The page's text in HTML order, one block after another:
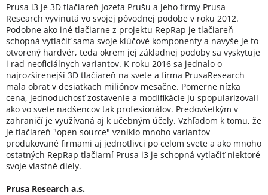
Prusa i3 je 3D tlačiareň Jozefa Prušu a jeho firmy Prusa
Research vyvinutá vo svojej pôvodnej podobe v roku 2012.
Podobne ako iné tlačiarne z projektu RepRap je tlačiareň
schopná vytlačiť sama svoje kľúčové komponenty a navyše je to
otvorený hardvér, teda okrem jej základnej podoby sa vyskytuje
i rad neoficiálnych variantov. K roku 2016 sa jednalo o
najrozšírenejší 3D tlačiareň na svete a firma PrusaResearch
mala obrat v desiatkach miliónov mesačne. Pomerne nízka
cena, jednoduchosť zostavenie a modifikácie ju spopularizovali
ako vo svete nadšencov tak profesionálov. Predovšetkým v
zahraničí je využívaná aj k učebným účely. Vzhľadom k tomu, že
je tlačiareň "open source" vzniklo mnoho variantov
produkované firmami aj jednotlivci po celom svete a ako mnoho
ostatných RepRap tlačiarní Prusa i3 je schopná vytlačiť niektoré
svoje vlastné diely.
Prusa Research a.s.